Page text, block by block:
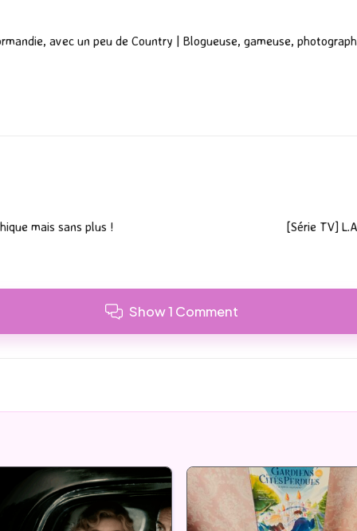
avec un peu de Country | Blogueuse, gameuse,
mais sans plus ! [Série TV]
Show 1 Comment